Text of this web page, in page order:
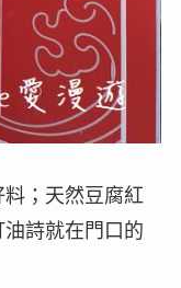
料；天然豆腐紅
詩就在門口的